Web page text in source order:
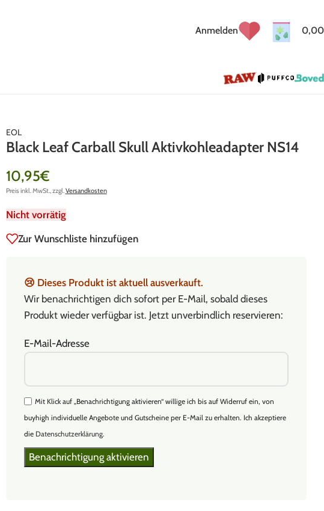
Anmelden 0,00
EOL
Black Leaf Carball Skull Aktivkohleadapter NS14
10,95€
Preis inkl. MwSt., zzgl.Versandkosten
Nicht vorrätig
Zur Wunschliste hinzufügen
😢 Dieses Produkt ist aktuell ausverkauft.
Wir benachrichtigen dich sofort per E-Mail, sobald dieses
Produkt wieder verfügbar ist. Jetzt unverbindlich reservieren:
E-Mail-Adresse
Mit Klick auf „Benachrichtigung aktivieren“ willige ich bis auf Widerruf ein, von
buyhigh individuelle Angebote und Gutscheine per E-Mail zu erhalten. Ich akzeptiere
die Datenschutzerklärung.